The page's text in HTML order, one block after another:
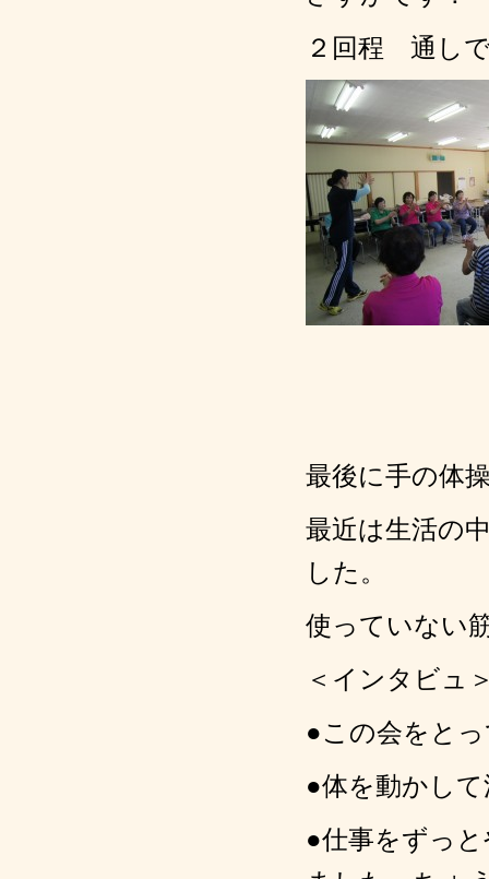
２回程 通し
最後に手の体
最近は生活の
した。
使っていない
＜インタビュ
●この会をと
●体を動かし
●仕事をずっ